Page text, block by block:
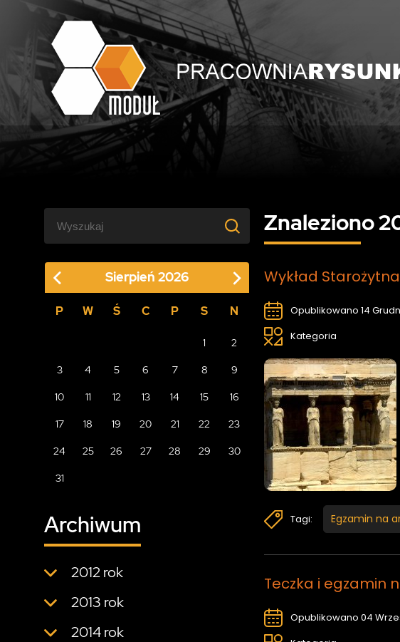
Znaleziono
Wykład
Opublikowano 14
Kategoria
Tagi: Egzamin na
Teczka i egzamin
Opublikowano 04
Sierpień 2026
P W Ś C P S N
1 2
3 4 5 6 7 8 9
10 11 12 13 14 15 16
17 18 19 20 21 22 23
24 25 26 27 28 29 30
31
Archiwum
2012 rok
2013 rok
2014 rok